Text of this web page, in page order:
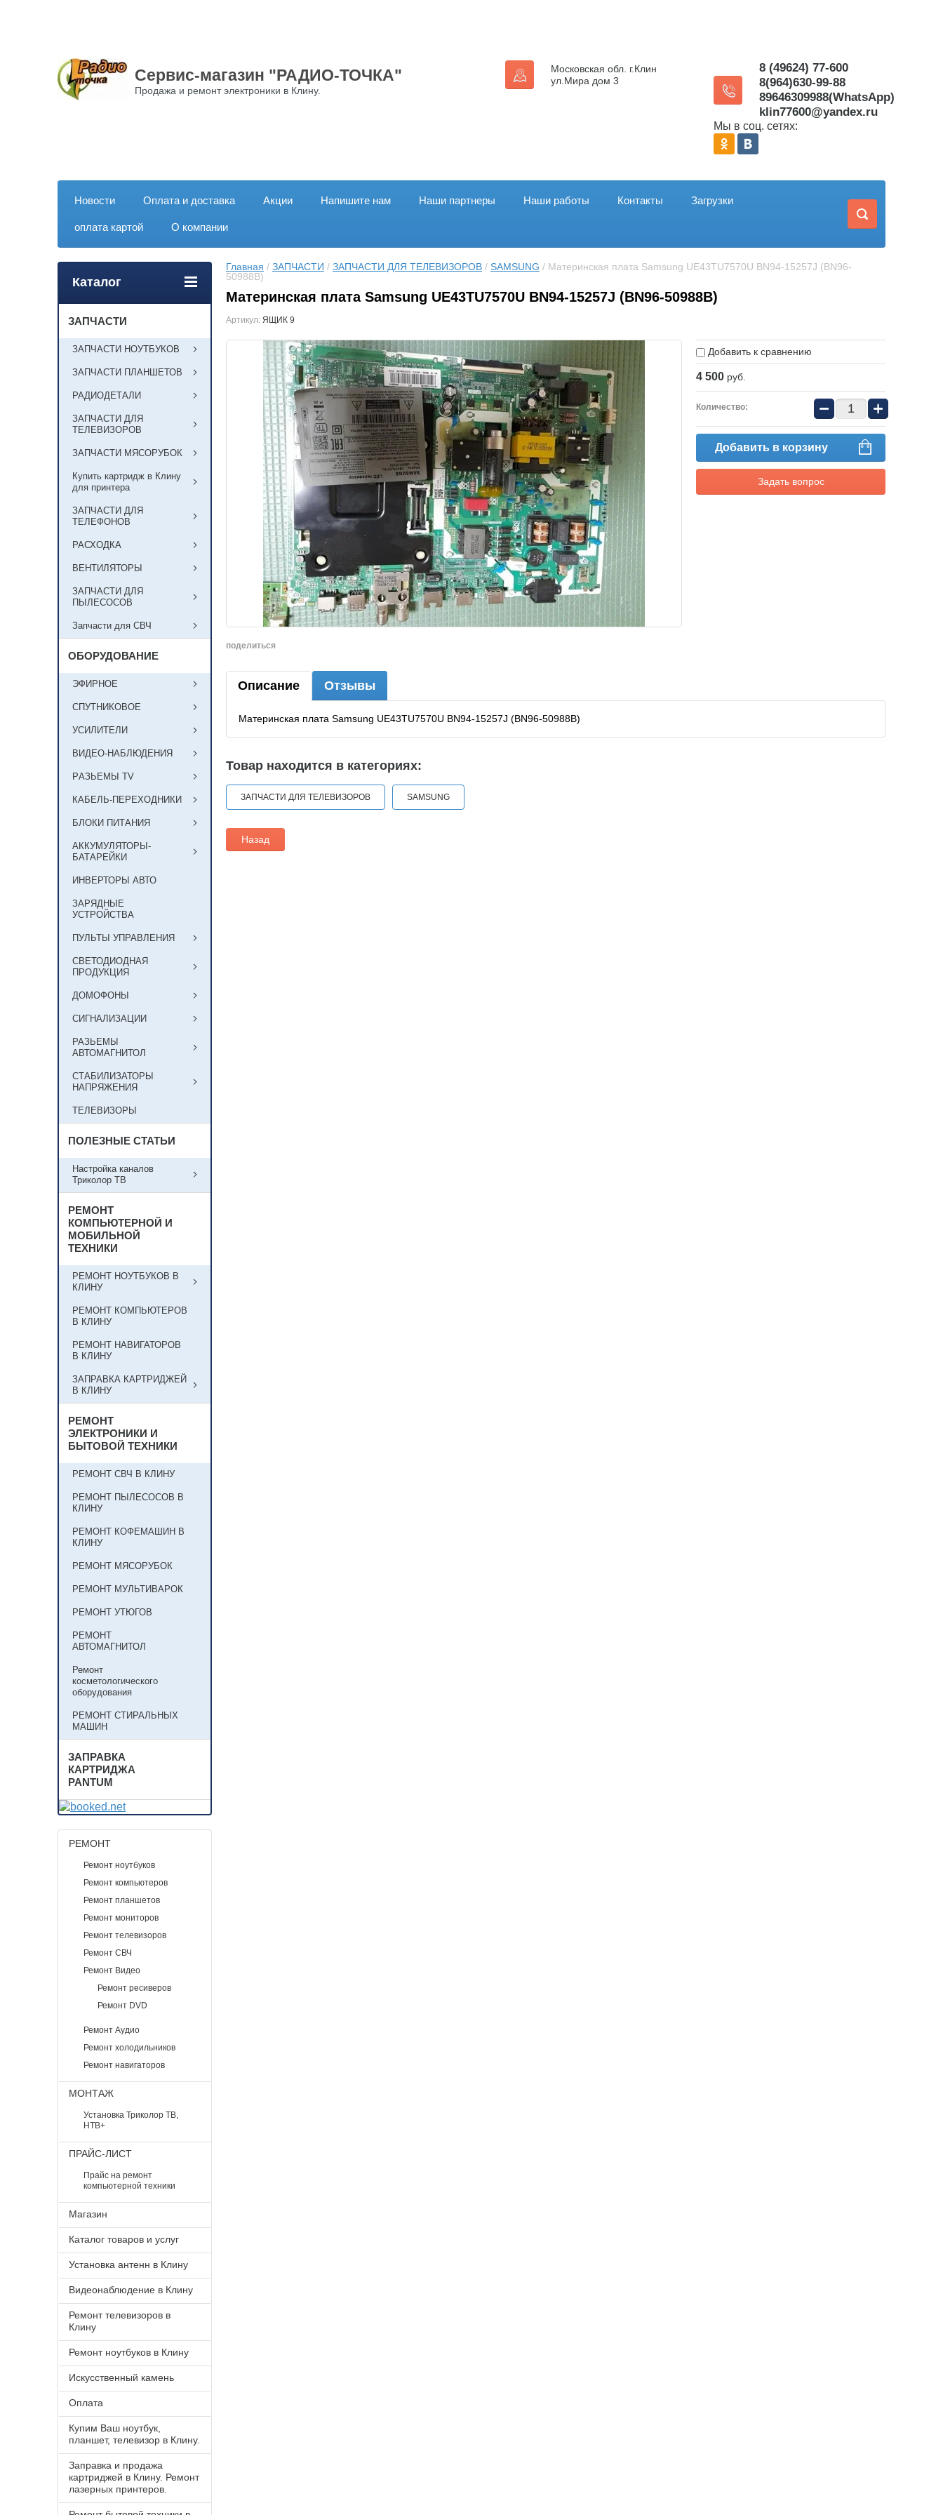
Сервис-магазин "РАДИО-ТОЧКА"
Продажа и ремонт электроники в Клину.
8 (49624) 77-600
8(964)630-99-88
89646309988(WhatsApp)
klin77600@yandex.ru
Мы в соц. сетях:
Московская обл. г.Клин
ул.Мира дом 3
Новости Оплата и доставка Акции Напишите нам Наши партнеры Наши работы Контакты Загрузки
оплата картой О компании
Главная / ЗАПЧАСТИ / ЗАПЧАСТИ ДЛЯ ТЕЛЕВИЗОРОВ / SAMSUNG / Материнская плата Samsung UE43TU7570U BN94-15257J (BN96-
50988B)
Материнская плата Samsung UE43TU7570U BN94-15257J (BN96-50988B)
Артикул: ЯЩИК 9
поделиться
Добавить к сравнению
4 500 руб.
Количество: − +
Добавить в корзину
Задать вопрос
Описание Отзывы
Материнская плата Samsung UE43TU7570U BN94-15257J (BN96-50988B)
Товар находится в категориях:
ЗАПЧАСТИ ДЛЯ ТЕЛЕВИЗОРОВ SAMSUNG
Назад
Каталог
ЗАПЧАСТИ
ЗАПЧАСТИ НОУТБУКОВ
ЗАПЧАСТИ ПЛАНШЕТОВ
РАДИОДЕТАЛИ
ЗАПЧАСТИ ДЛЯ
ТЕЛЕВИЗОРОВ
ЗАПЧАСТИ МЯСОРУБОК
Купить картридж в Клину
для принтера
ЗАПЧАСТИ ДЛЯ
ТЕЛЕФОНОВ
РАСХОДКА
ВЕНТИЛЯТОРЫ
ЗАПЧАСТИ ДЛЯ
ПЫЛЕСОСОВ
Запчасти для СВЧ
ОБОРУДОВАНИЕ
ЭФИРНОЕ
СПУТНИКОВОЕ
УСИЛИТЕЛИ
ВИДЕО-НАБЛЮДЕНИЯ
РAЗЬЕМЫ TV
КАБЕЛЬ-ПЕРЕХОДНИКИ
БЛОКИ ПИТАНИЯ
АККУМУЛЯТОРЫ-
БАТАРЕЙКИ
ИНВЕРТОРЫ АВТО
ЗАРЯДНЫЕ
УСТРОЙСТВА
ПУЛЬТЫ УПРАВЛЕНИЯ
СВЕТОДИОДНАЯ
ПРОДУКЦИЯ
ДОМОФОНЫ
СИГНАЛИЗАЦИИ
РАЗЬЕМЫ
АВТОМАГНИТОЛ
СТАБИЛИЗАТОРЫ
НАПРЯЖЕНИЯ
ТЕЛЕВИЗОРЫ
ПОЛЕЗНЫЕ СТАТЬИ
Настройка каналов
Триколор ТВ
РЕМОНТ
КОМПЬЮТЕРНОЙ И
МОБИЛЬНОЙ
ТЕХНИКИ
РЕМОНТ НОУТБУКОВ В
КЛИНУ
РЕМОНТ КОМПЬЮТЕРОВ
В КЛИНУ
РЕМОНТ НАВИГАТОРОВ
В КЛИНУ
ЗАПРАВКА КАРТРИДЖЕЙ
В КЛИНУ
РЕМОНТ
ЭЛЕКТРОНИКИ И
БЫТОВОЙ ТЕХНИКИ
РЕМОНТ СВЧ В КЛИНУ
РЕМОНТ ПЫЛЕСОСОВ В
КЛИНУ
РЕМОНТ КОФЕМАШИН В
КЛИНУ
РЕМОНТ МЯСОРУБОК
РЕМОНТ МУЛЬТИВАРОК
РЕМОНТ УТЮГОВ
РЕМОНТ
АВТОМАГНИТОЛ
Ремонт
косметологического
оборудования
РЕМОНТ СТИРАЛЬНЫХ
МАШИН
ЗАПРАВКА
КАРТРИДЖА
PANTUM
РЕМОНТ
Ремонт ноутбуков
Ремонт компьютеров
Ремонт планшетов
Ремонт мониторов
Ремонт телевизоров
Ремонт СВЧ
Ремонт Видео
Ремонт ресиверов
Ремонт DVD
Ремонт Аудио
Ремонт холодильников
Ремонт навигаторов
МОНТАЖ
Установка Триколор ТВ,
НТВ+
ПРАЙС-ЛИСТ
Прайс на ремонт
компьютерной техники
Магазин
Каталог товаров и услуг
Установка антенн в Клину
Видеонаблюдение в Клину
Ремонт телевизоров в
Клину
Ремонт ноутбуков в Клину
Искусственный камень
Оплата
Купим Ваш ноутбук,
планшет, телевизор в Клину.
Заправка и продажа
картриджей в Клину. Ремонт
лазерных принтеров.